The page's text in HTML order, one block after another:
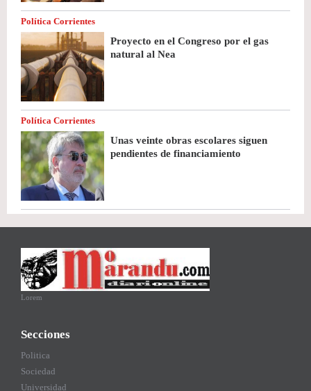
Política Corrientes
Proyecto en el Congreso por el gas
natural al Nea
Política Corrientes
Unas veinte obras escolares siguen
pendientes de financiamiento
Lorem
Secciones
Politica
Sociedad
Universidad